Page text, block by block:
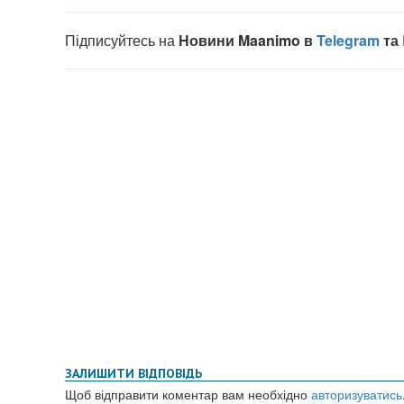
ЗАЛИШИТИ ВІДПОВІДЬ
Щоб відправити коментар вам необхідно авторизуватись